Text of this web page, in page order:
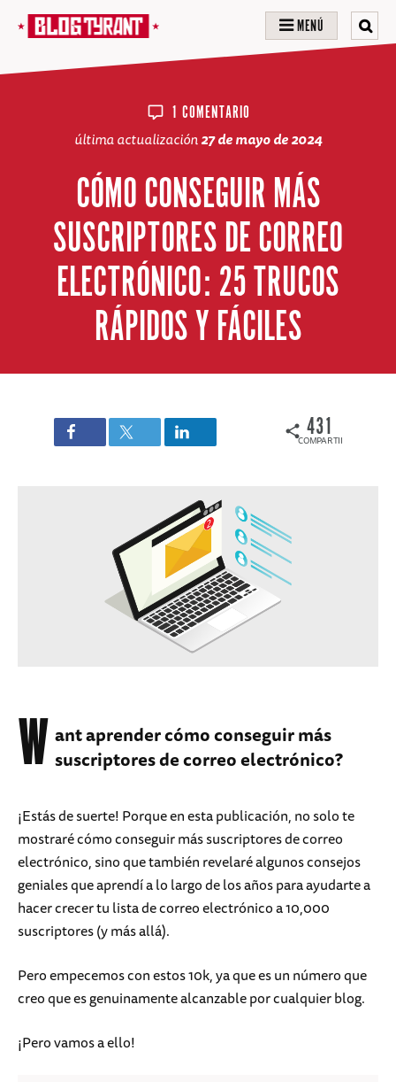
MENÚ
1 COMENTARIO
última actualización27 de mayo de 2024
CÓMO CONSEGUIR MÁS
SUSCRIPTORES DE CORREO
ELECTRÓNICO: 25 TRUCOS
RÁPIDOS Y FÁCILES
COMPARTIDOS
431
W ant aprender cómo conseguir más
suscriptores de correo electrónico?
¡Estás de suerte! Porque en esta publicación, no solo te
mostraré cómo conseguir más suscriptores de correo
electrónico, sino que también revelaré algunos consejos
geniales que aprendí a lo largo de los años para ayudarte a
hacer crecer tu lista de correo electrónico a 10,000
suscriptores (y más allá).
Pero empecemos con estos 10k, ya que es un número que
creo que es genuinamente alcanzable por cualquier blog.
¡Pero vamos a ello!